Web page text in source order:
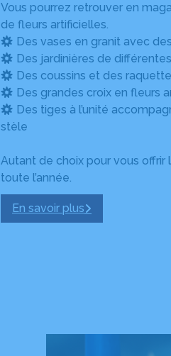
Vous pourrez retrouver en
de fleurs artificielles.
Des vases en granit avec
Des jardinières de
Des coussins et des
Des grandes croix en fleurs
Des tiges à l’unité
stèle
Autant de choix pour vous
toute l’année.
En savoir plus